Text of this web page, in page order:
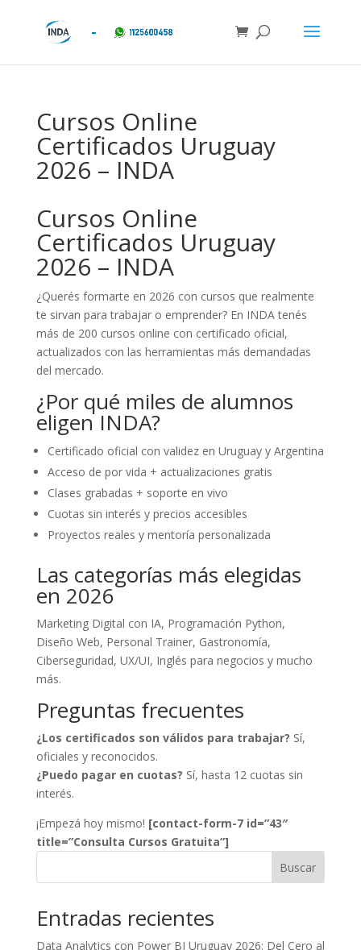
Cursos Online
Certificados Uruguay
2026 – INDA
Cursos Online
Certificados Uruguay
2026 – INDA
¿Querés formarte en 2026 con cursos que realmente
te sirvan para trabajar o emprender? En INDA tenés
más de 200 cursos online con certificado oficial,
actualizados con las herramientas más demandadas
del mercado.
¿Por qué miles de alumnos
eligen INDA?
Certificado oficial con validez en Uruguay y Argentina
Acceso de por vida + actualizaciones gratis
Clases grabadas + soporte en vivo
Cuotas sin interés y precios accesibles
Proyectos reales y mentoría personalizada
Las categorías más elegidas
en 2026
Marketing Digital con IA, Programación Python,
Diseño Web, Personal Trainer, Gastronomía,
Ciberseguridad, UX/UI, Inglés para negocios y mucho
más.
Preguntas frecuentes
¿Los certificados son válidos para trabajar? Sí,
oficiales y reconocidos.
¿Puedo pagar en cuotas? Sí, hasta 12 cuotas sin
interés.
¡Empezá hoy mismo! [contact-form-7 id=”43″
title=”Consulta Cursos Gratuita”]
Buscar
Entradas recientes
Data Analytics con Power BI Uruguay 2026: Del Cero al